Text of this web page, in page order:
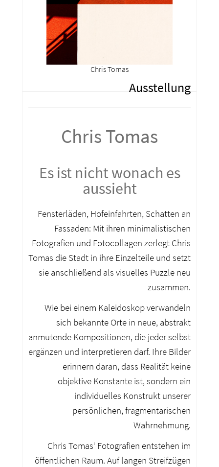
Chris Tomas
Ausstellung
Chris Tomas
Es ist nicht wonach es
aussieht
Fensterläden, Hofeinfahrten, Schatten an
Fassaden: Mit ihren minimalistischen
Fotografien und Fotocollagen zerlegt Chris
Tomas die Stadt in ihre Einzelteile und setzt
sie anschließend als visuelles Puzzle neu
zusammen.
Wie bei einem Kaleidoskop verwandeln
sich bekannte Orte in neue, abstrakt
anmutende Kompositionen, die jeder selbst
ergänzen und interpretieren darf. Ihre Bilder
erinnern daran, dass Realität keine
objektive Konstante ist, sondern ein
individuelles Konstrukt unserer
persönlichen, fragmentarischen
Wahrnehmung.
Chris Tomas‘ Fotografien entstehen im
öffentlichen Raum. Auf langen Streifzügen